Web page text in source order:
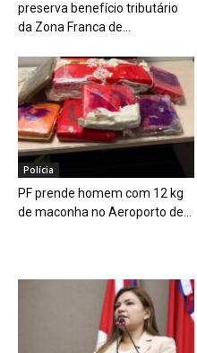
preserva benefício tributário
da Zona Franca de...
Polícia
PF prende homem com 12 kg
de maconha no Aeroporto de...